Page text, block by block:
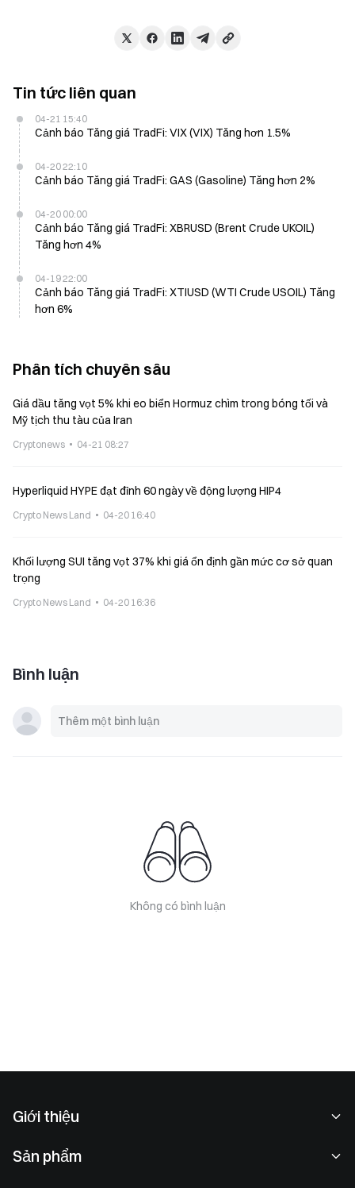
Tin tức liên quan
04-21 15:40
Cảnh báo Tăng giá TradFi: VIX (VIX) Tăng hơn 1.5%
04-20 22:10
Cảnh báo Tăng giá TradFi: GAS (Gasoline) Tăng hơn 2%
04-20 00:00
Cảnh báo Tăng giá TradFi: XBRUSD (Brent Crude UKOIL)
Tăng hơn 4%
04-19 22:00
Cảnh báo Tăng giá TradFi: XTIUSD (WTI Crude USOIL) Tăng
hơn 6%
Phân tích chuyên sâu
Giá dầu tăng vọt 5% khi eo biển Hormuz chìm trong bóng tối và
Mỹ tịch thu tàu của Iran
Cryptonews 04-21 08:27
Hyperliquid HYPE đạt đỉnh 60 ngày về động lượng HIP4
Crypto News Land 04-20 16:40
Khối lượng SUI tăng vọt 37% khi giá ổn định gần mức cơ sở quan
trọng
Crypto News Land 04-20 16:36
Bình luận
Không có bình luận
Giới thiệu
Sản phẩm